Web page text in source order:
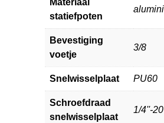
Materiaal
statiefpoten
Bevestiging
voetje
3/8
Snelwisselplaat PU60
Schroefdraad
snelwisselplaat
1/4''-20